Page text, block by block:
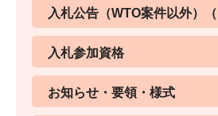
入札公告（WTO案件以外）（
入札参加資格
お知らせ・要領・様式